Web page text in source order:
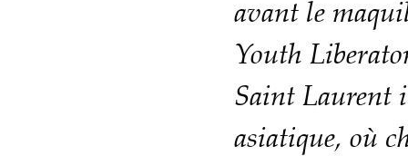
avant le
Youth
Saint Laurent
asiatique, où